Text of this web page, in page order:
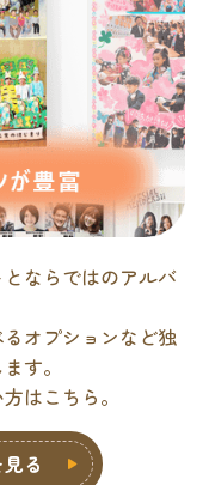
ならではのアルバ
オプションなど独
す。
はこちら。
る